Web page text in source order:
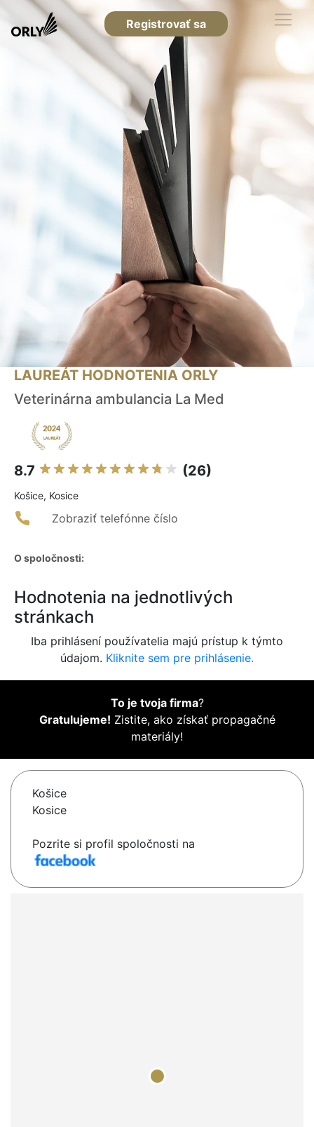
Registrovať sa
LAUREÁT HODNOTENIA ORLY
Veterinárna ambulancia La Med
8.7 (26)
Košice, Kosice
Zobraziť telefónne číslo
O spoločnosti:
Hodnotenia na jednotlivých
stránkach
Iba prihlásení používatelia majú prístup k týmto
údajom. Kliknite sem pre prihlásenie.
To je tvoja firma?
Gratulujeme! Zistite, ako získať propagačné
materiály!
Košice
Kosice
Pozrite si profil spoločnosti na